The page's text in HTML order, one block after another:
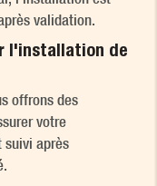
validation.
l'installation de
offrons des
votre
après